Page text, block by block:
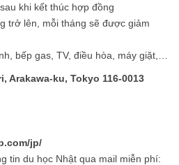
khi kết thúc hợp đồng
trở lên, mỗi tháng sẽ được giảm
bếp gas, TV, điều hòa, máy giặt,…
Arakawa-ku, Tokyo 116-0013
jp/
tin du học Nhật qua mail miễn phí: